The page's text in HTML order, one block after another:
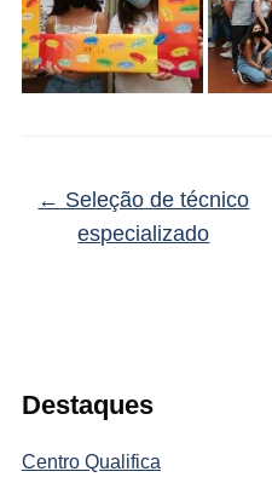
Destaques
Centro Qualifica
← Seleção de técnico
especializado